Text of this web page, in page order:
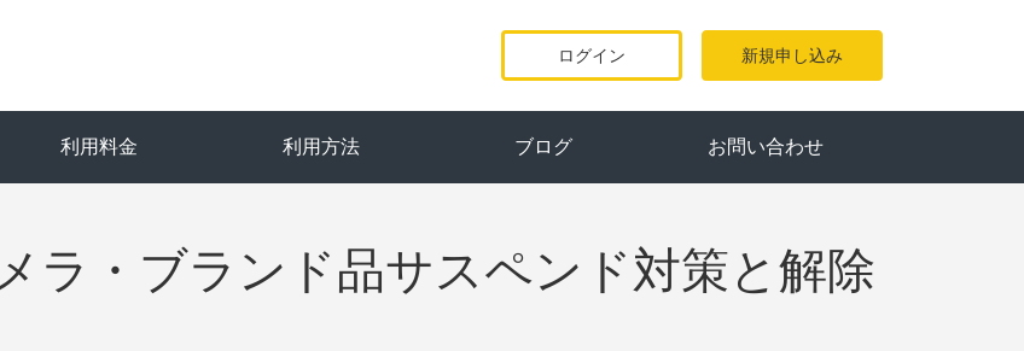
ログイン 新規申し込み
利用料金 利用方法 ブログ お問い合わせ
ラ・ブランド品サスペンド対策と解除